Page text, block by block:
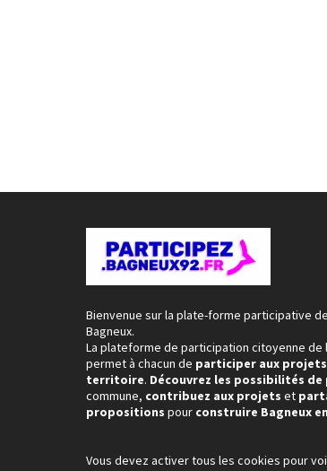
Bienvenue sur la plate-forme participative
Bagneux.
La plateforme de participation citoyenne de
permet à chacun de participer aux
territoire. Découvrez les possibilités
commune, contribuez aux projets et
propositions pour construire Bagneux
Vous devez activer tous les cookies pour